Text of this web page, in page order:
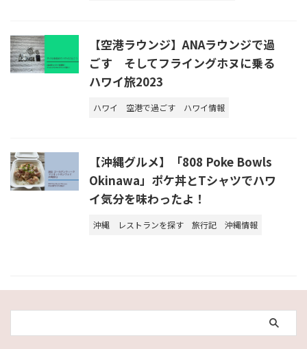
【空港ラウンジ】ANAラウンジで過
ごす そしてフライングホヌに乗る
ハワイ旅2023
ハワイ 空港で過ごす ハワイ情報
【沖縄グルメ】「808 Poke Bowls
Okinawa」ポケ丼とTシャツでハワ
イ気分を味わったよ！
沖縄 レストランを探す 旅行記 沖縄情報